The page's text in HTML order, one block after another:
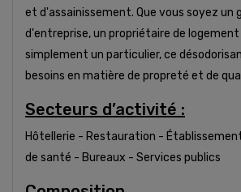
et d'assainissement. Que vous soyez un
d'entreprise, un propriétaire de
simplement un particulier, ce
besoins en matière de propreté et de
Secteurs d’activité :
Hôtellerie - Restauration -
de santé - Bureaux - Services publics